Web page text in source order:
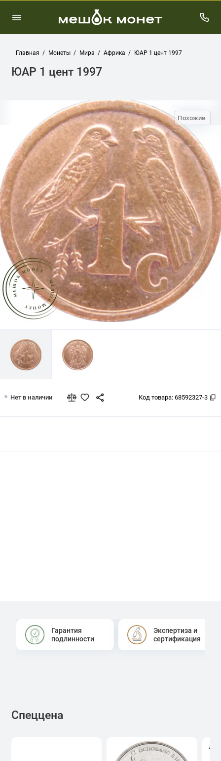
Главная Монеты Мира Африка ЮАР 1 цент 1997
ЮАР 1 цент 1997
Похожие
Нет в наличии Код товара: 68592327-3
Гарантия
подлинности
Экспертиза и
сертификация
Спеццена
4.0